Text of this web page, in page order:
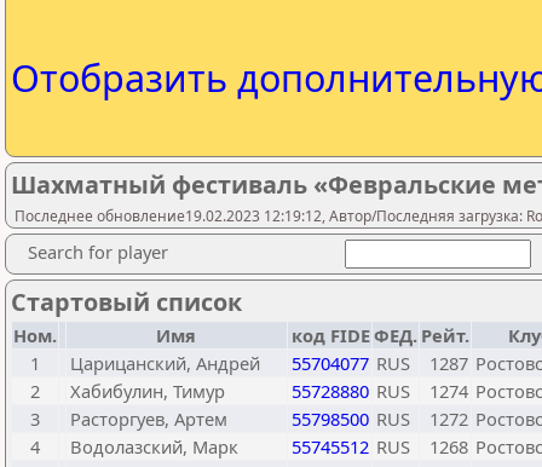
Отобразить
Шахматный фестиваль «Февральские
Последнее обновление19.02.2023 12:19:12, Автор/Последняя загрузка:
Search for player
Стартовый список
Ном. Имя код FIDEФЕД. Рейт.
1
Царицанский, Андрей 55704077 RUS 1287
2
Хабибулин, Тимур 55728880 RUS 1274
3
Расторгуев, Артем 55798500 RUS 1272
4
Водолазский, Марк 55745512 RUS 1268